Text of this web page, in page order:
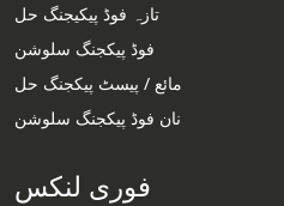
تازہ فوڈ پیکیجنگ حل
فوڈ پیکجنگ سلوشن
مائع / پیسٹ پیکجنگ حل
نان فوڈ پیکجنگ سلوشن
فوری لنکس